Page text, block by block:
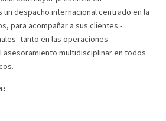
un despacho internacional centrado en la
para acompañar a sus clientes -
tanto en las operaciones
multidisciplinar en todos